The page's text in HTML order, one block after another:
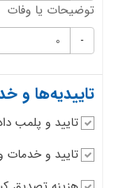
توضیحات یا وفات
-
تاییدیه‌ها و
تایید و پلمب
تایید و خدمات